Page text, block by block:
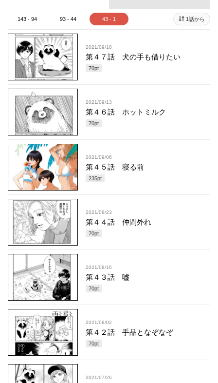
143 - 94 93 - 44 43 - 1 1話から
2021/09/18
第４７話 犬の手も借りたい
70pt
2021/09/13
第４６話 ホットミルク
70pt
2021/09/06
第４５話 寝る前
235pt
2021/08/23
第４４話 仲間外れ
70pt
2021/08/16
第４３話 嘘
70pt
2021/08/02
第４２話 手品となぞなぞ
70pt
2021/07/26